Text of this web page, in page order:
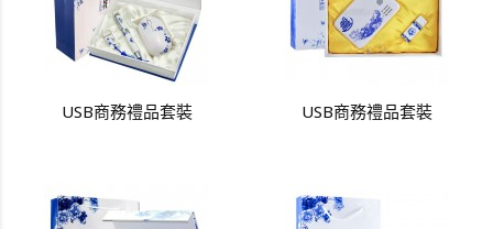
USB商務禮品套裝 USB商務禮品套裝